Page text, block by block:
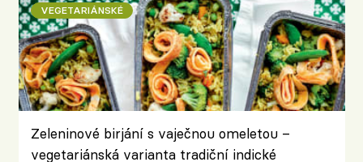
VEGETARIÁNSKÉ
Zeleninové birjání s vaječnou omeletou –
vegetariánská varianta tradiční indické